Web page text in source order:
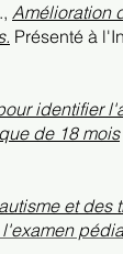
Amélioration
Présenté à
identifier
de 18 mois
et des